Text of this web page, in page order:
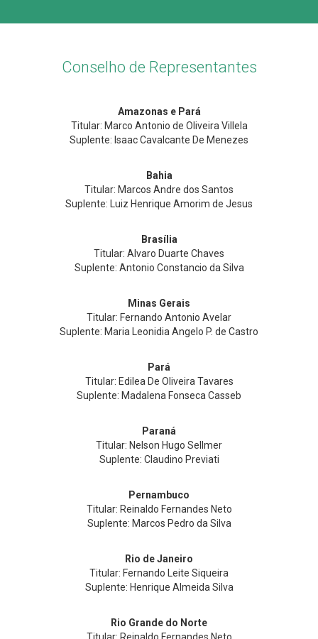
Conselho de Representantes
Amazonas e Pará
Titular: Marco Antonio de Oliveira Villela
Suplente: Isaac Cavalcante De Menezes
Bahia
Titular: Marcos Andre dos Santos
Suplente: Luiz Henrique Amorim de Jesus
Brasília
Titular: Alvaro Duarte Chaves
Suplente: Antonio Constancio da Silva
Minas Gerais
Titular: Fernando Antonio Avelar
Suplente: Maria Leonidia Angelo P. de Castro
Pará
Titular: Edilea De Oliveira Tavares
Suplente: Madalena Fonseca Casseb
Paraná
Titular: Nelson Hugo Sellmer
Suplente: Claudino Previati
Pernambuco
Titular: Reinaldo Fernandes Neto
Suplente: Marcos Pedro da Silva
Rio de Janeiro
Titular: Fernando Leite Siqueira
Suplente: Henrique Almeida Silva
Rio Grande do Norte